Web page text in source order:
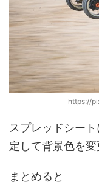
https://
スプレッドシー
定して背景色を
まとめると